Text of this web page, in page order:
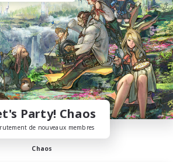
Party! Chaos
de nouveaux membres
Chaos